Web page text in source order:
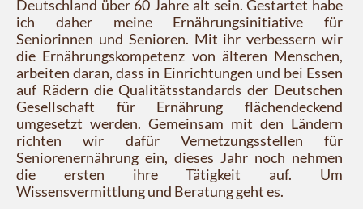
Deutschland über 60 Jahre alt sein. Gestartet habe
ich daher meine Ernährungsinitiative für
Seniorinnen und Senioren. Mit ihr verbessern wir
die Ernährungskompetenz von älteren Menschen,
arbeiten daran, dass in Einrichtungen und bei Essen
auf Rädern die Qualitätsstandards der Deutschen
Gesellschaft für Ernährung flächendeckend
umgesetzt werden. Gemeinsam mit den Ländern
richten wir dafür Vernetzungsstellen für
Seniorenernährung ein, dieses Jahr noch nehmen
die ersten ihre Tätigkeit auf. Um
Wissensvermittlung und Beratung geht es.